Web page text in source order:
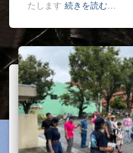
たします 続きを読む…